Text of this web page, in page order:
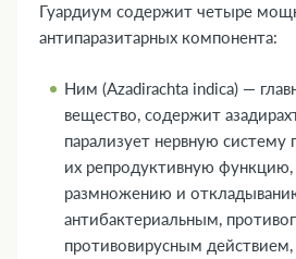
Гуардиум содержит четыре
антипаразитарных компонента:
Ним (Azadirachta indica) —
вещество, содержит
парализует нервную систему
их репродуктивную функцию,
размножению и
антибактериальным,
противовирусным